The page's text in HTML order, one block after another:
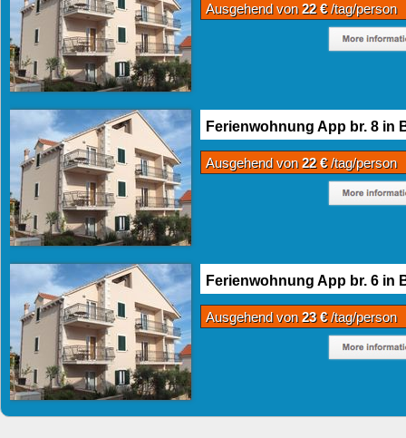
Ausgehend von22 €/tag/person
Ferienwohnung App br. 8 in
Ausgehend von22 €/tag/person
Ferienwohnung App br. 6 in
Ausgehend von23 €/tag/person